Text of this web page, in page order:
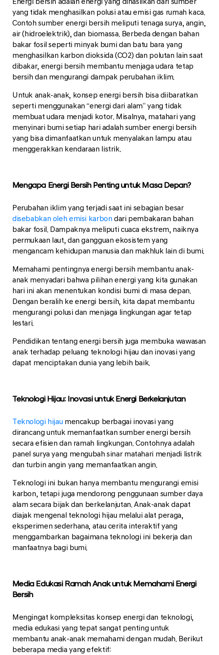
yang tidak menghasilkan polusi atau emisi gas rumah kaca.
Contoh sumber energi bersih meliputi tenaga surya, angin,
air (hidroelektrik), dan biomassa. Berbeda dengan bahan
bakar fosil seperti minyak bumi dan batu bara yang
menghasilkan karbon dioksida (CO2) dan polutan lain saat
dibakar, energi bersih membantu menjaga udara tetap
bersih dan mengurangi dampak perubahan iklim.
Untuk anak-anak, konsep energi bersih bisa diibaratkan
seperti menggunakan “energi dari alam” yang tidak
membuat udara menjadi kotor. Misalnya, matahari yang
menyinari bumi setiap hari adalah sumber energi bersih
yang bisa dimanfaatkan untuk menyalakan lampu atau
menggerakkan kendaraan listrik.
Mengapa Energi Bersih Penting untuk Masa Depan?
Perubahan iklim yang terjadi saat ini sebagian besar
disebabkan oleh emisi karbon dari pembakaran bahan
bakar fosil. Dampaknya meliputi cuaca ekstrem, naiknya
permukaan laut, dan gangguan ekosistem yang
mengancam kehidupan manusia dan makhluk lain di bumi.
Memahami pentingnya energi bersih membantu anak-
anak menyadari bahwa pilihan energi yang kita gunakan
hari ini akan menentukan kondisi bumi di masa depan.
Dengan beralih ke energi bersih, kita dapat membantu
mengurangi polusi dan menjaga lingkungan agar tetap
lestari.
Pendidikan tentang energi bersih juga membuka wawasan
anak terhadap peluang teknologi hijau dan inovasi yang
dapat menciptakan dunia yang lebih baik.
Teknologi Hijau: Inovasi untuk Energi Berkelanjutan
Teknologi hijau mencakup berbagai inovasi yang
dirancang untuk memanfaatkan sumber energi bersih
secara efisien dan ramah lingkungan. Contohnya adalah
panel surya yang mengubah sinar matahari menjadi listrik
dan turbin angin yang memanfaatkan angin.
Teknologi ini bukan hanya membantu mengurangi emisi
karbon, tetapi juga mendorong penggunaan sumber daya
alam secara bijak dan berkelanjutan. Anak-anak dapat
diajak mengenal teknologi hijau melalui alat peraga,
eksperimen sederhana, atau cerita interaktif yang
menggambarkan bagaimana teknologi ini bekerja dan
manfaatnya bagi bumi.
Media Edukasi Ramah Anak untuk Memahami Energi
Bersih
Mengingat kompleksitas konsep energi dan teknologi,
media edukasi yang tepat sangat penting untuk
membantu anak-anak memahami dengan mudah. Berikut
beberapa media yang efektif: